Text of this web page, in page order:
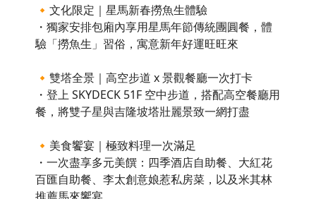
🔸文化限定｜星馬新春撈魚生體驗
・獨家安排包廂內享用星馬年節傳統團圓餐，體
驗「撈魚生」習俗，寓意新年好運旺旺來
🔸雙塔全景｜高空步道 x 景觀餐廳一次打卡
・登上 SKYDECK 51F 空中步道，搭配高空餐廳用
餐，將雙子星與吉隆坡塔壯麗景致一網打盡
🔸美食饗宴｜極致料理一次滿足
・一次盡享多元美饌：四季酒店自助餐、大紅花
百匯自助餐、李太創意娘惹私房菜，以及米其林